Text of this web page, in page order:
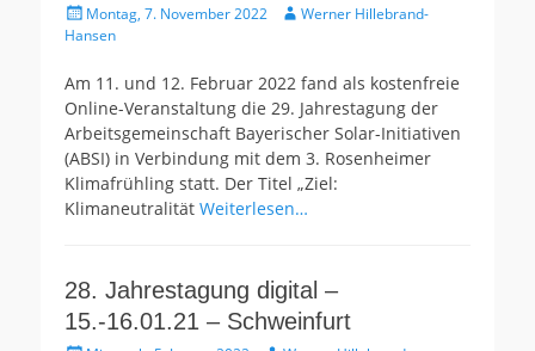
Gepostet
am
Montag, 7. November 2022 AutorWerner Hillebrand-
Hansen
Am 11. und 12. Februar 2022 fand als kostenfreie
Online-Veranstaltung die 29. Jahrestagung der
Arbeitsgemeinschaft Bayerischer Solar-Initiativen
(ABSI) in Verbindung mit dem 3. Rosenheimer
Klimafrühling statt. Der Titel „Ziel:
Klimaneutralität Weiterlesen…
28. Jahrestagung digital –
15.-16.01.21 – Schweinfurt